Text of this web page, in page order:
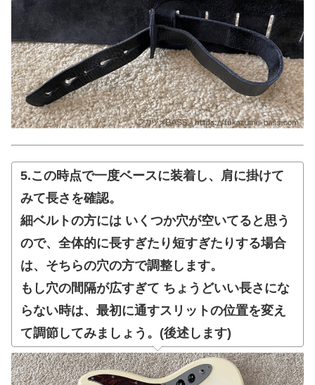
5.この時点で一度ベースに装着し、肩に掛けて
みて長さを確認。
細ベルトの方には いくつか穴が空いてると思う
ので、全体的に長すぎたり短すぎたりする場合
は、そちらの穴の方で調整します。
もし穴の間隔が広すぎて ちょうどいい長さにな
らない時は、最初に通すスリットの位置を変え
て調節してみましょう。(後述します)